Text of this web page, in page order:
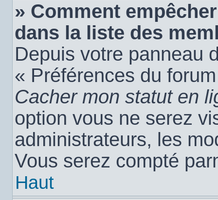
» Comment
dans la liste des
Depuis votre panneau
« Préférences du
Cacher mon statut en
option vous ne serez
administrateurs, les
Vous serez compté
Haut